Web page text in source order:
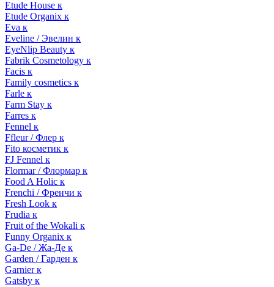
Etude House к
Etude Organix к
Eva к
Eveline / Эвелин к
EyeNlip Beauty к
Fabrik Cosmetology к
Facis к
Family cosmetics к
Farle к
Farm Stay к
Farres к
Fennel к
Ffleur / Флер к
Fito косметик к
FJ Fennel к
Flormar / Флормар к
Food A Holic к
Frenchi / Френчи к
Fresh Look к
Frudia к
Fruit of the Wokali к
Funny Organix к
Ga-De / Жа-Де к
Garden / Гарден к
Garnier к
Gatsby к